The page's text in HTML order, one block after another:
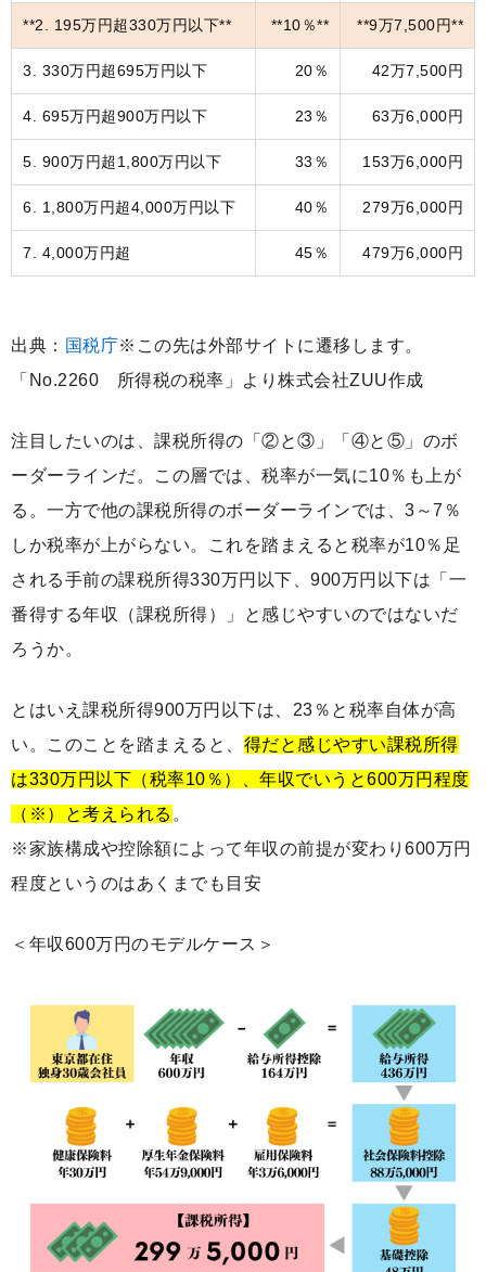
**2. 195万円超330万円以下** **10％** **9万7,500円**
3. 330万円超695万円以下 20％ 42万7,500円
4. 695万円超900万円以下 23％ 63万6,000円
5. 900万円超1,800万円以下 33％ 153万6,000円
6. 1,800万円超4,000万円以下 40％ 279万6,000円
7. 4,000万円超 45％ 479万6,000円
出典： 国税庁※この先は外部サイトに遷移します。
「No.2260 所得税の税率」より株式会社ZUU作成
注目したいのは、課税所得の「②と③」「④と⑤」のボ
ーダーラインだ。この層では、税率が一気に10％も上が
る。一方で他の課税所得のボーダーラインでは、3～7％
しか税率が上がらない。これを踏まえると税率が10％足
される手前の課税所得330万円以下、900万円以下は「一
番得する年収（課税所得）」と感じやすいのではないだ
ろうか。
とはいえ課税所得900万円以下は、23％と税率自体が高
い。このことを踏まえると、 得だと感じやすい課税所得
は330万円以下（税率10％）、年収でいうと600万円程度
（※）と考えられる 。
※家族構成や控除額によって年収の前提が変わり600万円
程度というのはあくまでも目安
＜年収600万円のモデルケース＞